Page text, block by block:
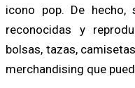
icono pop. De
reconocidas y
bolsas, tazas,
merchandising que